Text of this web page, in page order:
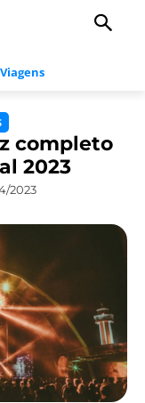
Viagens
completo
2023
2023